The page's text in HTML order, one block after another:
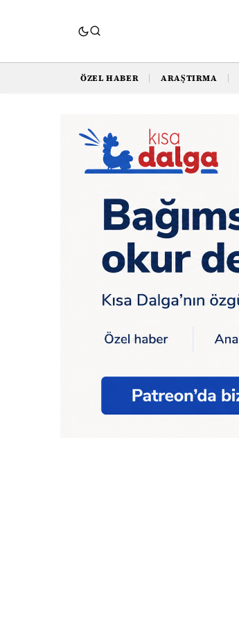
ÖZEL HABER ARAŞTIRMA